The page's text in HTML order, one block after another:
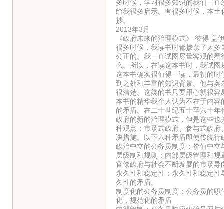
多时候，学习很多知识的我们一
给我很多启示。有很多时候，本
抄。
2013年3月
《政府未来的治理模式》 彼得 盖
很多时候，我读书时都掺杂了太
公正的。我一直试图尽量客观的
么。所以，在读这本书时，我试
这本书确实很值得一读，最初的
到之处和丰富的知识背景。他与
很清楚。这类的书只要用心就很容
本书的精华我个人认为不在于内
的矛盾。在二十世纪五十至六十
政府的新的治理模式，但是这些
种观点：市场式政府、参与式政
决措施。以下六种矛盾即使传统行
政治中立的公务员制度：价值中
层级制和规则：内部层级管理和
官僚政府与社会不断发展的市场
永久性和稳定性：永久性和稳定
久性的矛盾。
制度化的公务员制度：公务员的
化，规范化的矛盾